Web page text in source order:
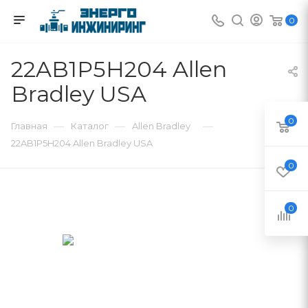
0
22AB1P5H204 Allen
Bradley USA
Главная — Каталог — Allen Bradley —
22AB1P5H204 Allen Bradley USA
0
0
0